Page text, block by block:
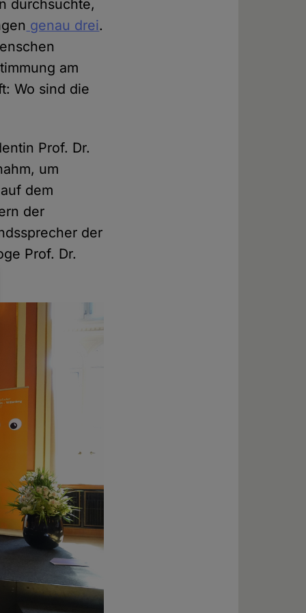
durchsuchte,
genau drei.
am
Wo sind die
Prof. Dr.
um
dem
der
der
Prof. Dr.